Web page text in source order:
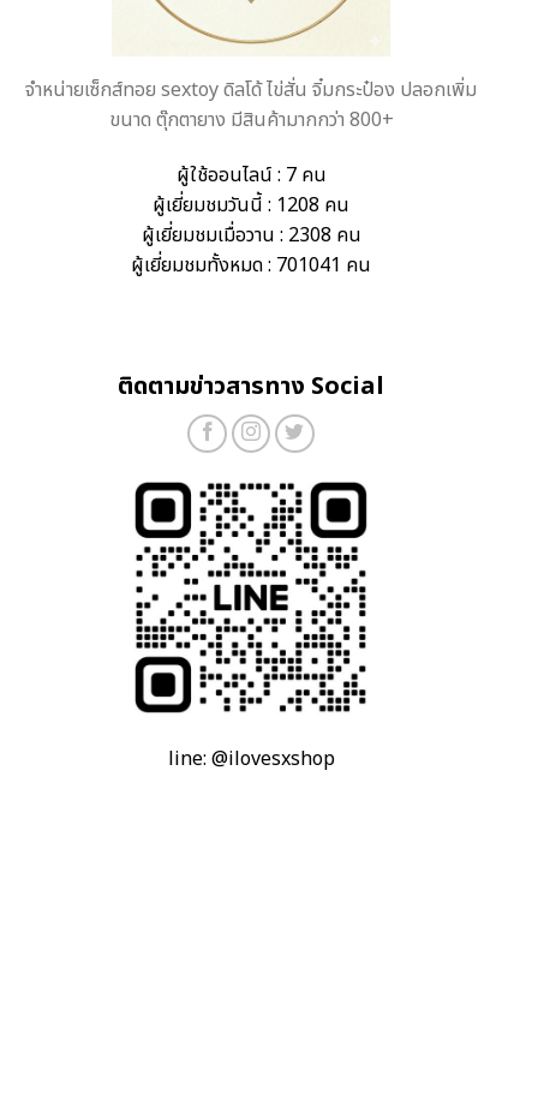
จำหน่ายเซ็กส์ทอย sextoy ดิลโด้ ไข่สั่น จิ๋มกระป๋อง ปลอกเพิ่ม
ขนาด ตุ๊กตายาง มีสินค้ามากกว่า 800+
ผู้ใช้ออนไลน์ : 7 คน
ผู้เยี่ยมชมวันนี้ : 1208 คน
ผู้เยี่ยมชมเมื่อวาน : 2308 คน
ผู้เยี่ยมชมทั้งหมด : 701041 คน
ติดตามข่าวสารทาง Social
line: @ilovesxshop